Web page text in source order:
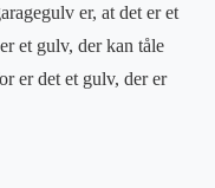
er, at det er et
et gulv, der kan tåle
er det et gulv, der er